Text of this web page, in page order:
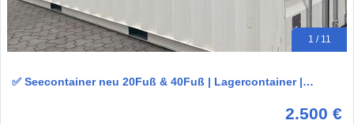
1 / 11
✅ Seecontainer neu 20Fuß & 40Fuß | Lagercontainer |…
2.500 €